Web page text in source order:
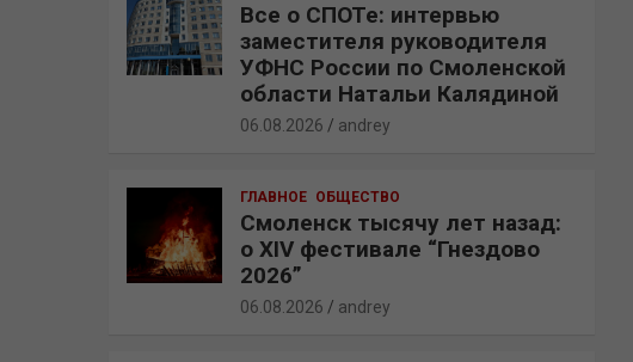
Все о СПОТе: интервью
заместителя руководителя
УФНС России по Смоленской
области Натальи Калядиной
06.08.2026 andrey
ГЛАВНОЕ ОБЩЕСТВО
Смоленск тысячу лет назад:
о XIV фестивале “Гнездово
2026”
06.08.2026 andrey